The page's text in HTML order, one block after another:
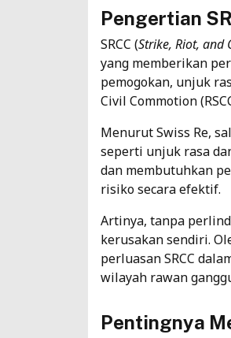
Pengertian
SRCC (Strike, Riot, and
yang memberikan
pemogokan, unjuk
Civil Commotion
MenurutSwiss Re,
seperti unjuk rasa
dan membutuhkan
risiko secara efektif.
Artinya, tanpa
kerusakan sendiri.
perluasan SRCC
wilayah rawan
Pentingnya